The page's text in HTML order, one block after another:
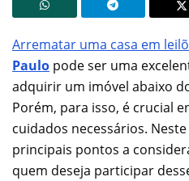
Arrematar uma casa em
Paulo pode ser uma
adquirir um imóvel abaixo
Porém, para isso, é crucial
cuidados necessários.
principais pontos a
quem deseja participar